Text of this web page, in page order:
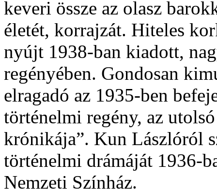
keveri össze az olasz
életét, korrajzát. Hiteles
nyújt 1938-ban kiadott,
regényében. Gondosan
elragadó az 1935-ben
történelmi regény, az
krónikája”. Kun Lászlóról
történelmi drámáját 1936-
Nemzeti Színház.